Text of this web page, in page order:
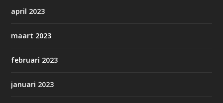
april 2023
maart 2023
februari 2023
januari 2023